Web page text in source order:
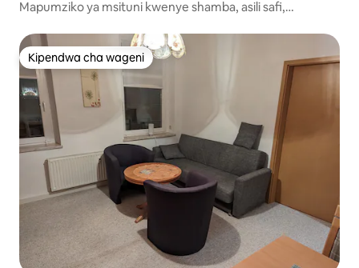
g
Mapumziko ya msituni kwenye shamba, asili safi,
Kipendwa cha wageni
Kipendwa cha wageni